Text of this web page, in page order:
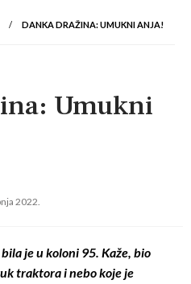
DANKA DRAŽINA: UMUKNI ANJA!
Umukni
2022.
je u koloni 95. Kaže, bio
traktora i nebo koje je